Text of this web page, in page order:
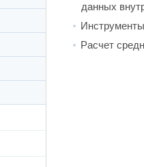
данных
Расчет